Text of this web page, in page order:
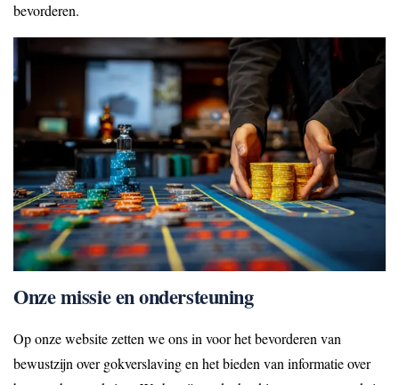
bevorderen.
Onze missie en ondersteuning
Op onze website zetten we ons in voor het bevorderen van
bewustzijn over gokverslaving en het bieden van informatie over